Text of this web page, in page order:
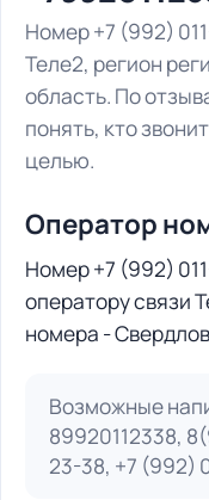
Номер +7 (992)
Теле2, регион
область. По
понять, кто
целью.
Оператор
Номер +7 (992)
оператору связи
номера -
Возможные
89920112338,
23-38, +7 (992)